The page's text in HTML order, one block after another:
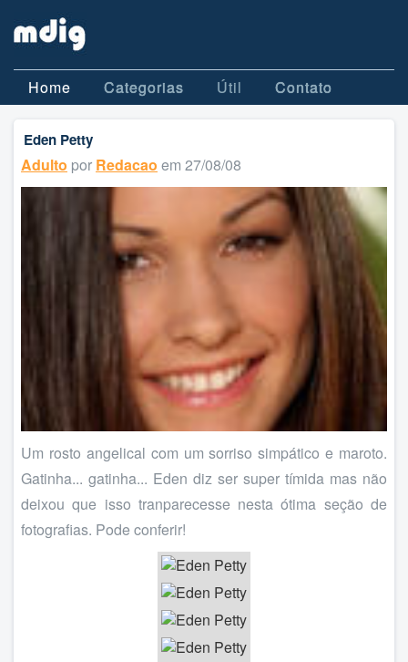
Home Categorias Útil Contato
Eden Petty
Adulto por Redacao em 27/08/08
Um rosto angelical com um sorriso simpático e maroto.
Gatinha... gatinha... Eden diz ser super tímida mas não
deixou que isso tranparecesse nesta ótima seção de
fotografias. Pode conferir!